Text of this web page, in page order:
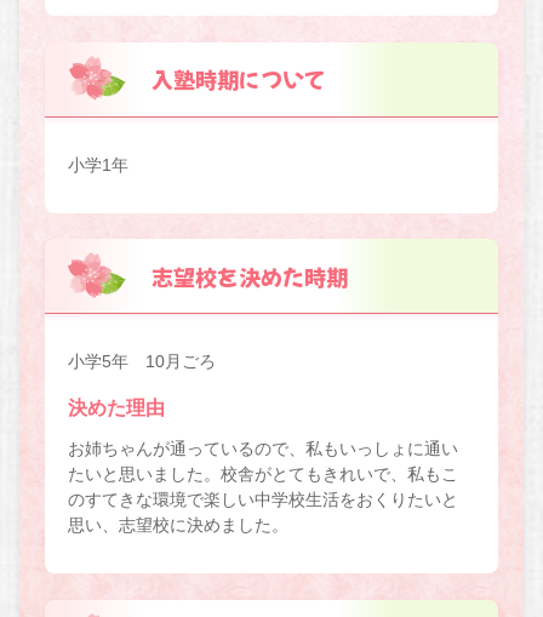
入塾時期について
小学1年
志望校を決めた時期
小学5年 10月ごろ
決めた理由
お姉ちゃんが通っているので、私もいっしょに通い
たいと思いました。校舎がとてもきれいで、私もこ
のすてきな環境で楽しい中学校生活をおくりたいと
思い、志望校に決めました。